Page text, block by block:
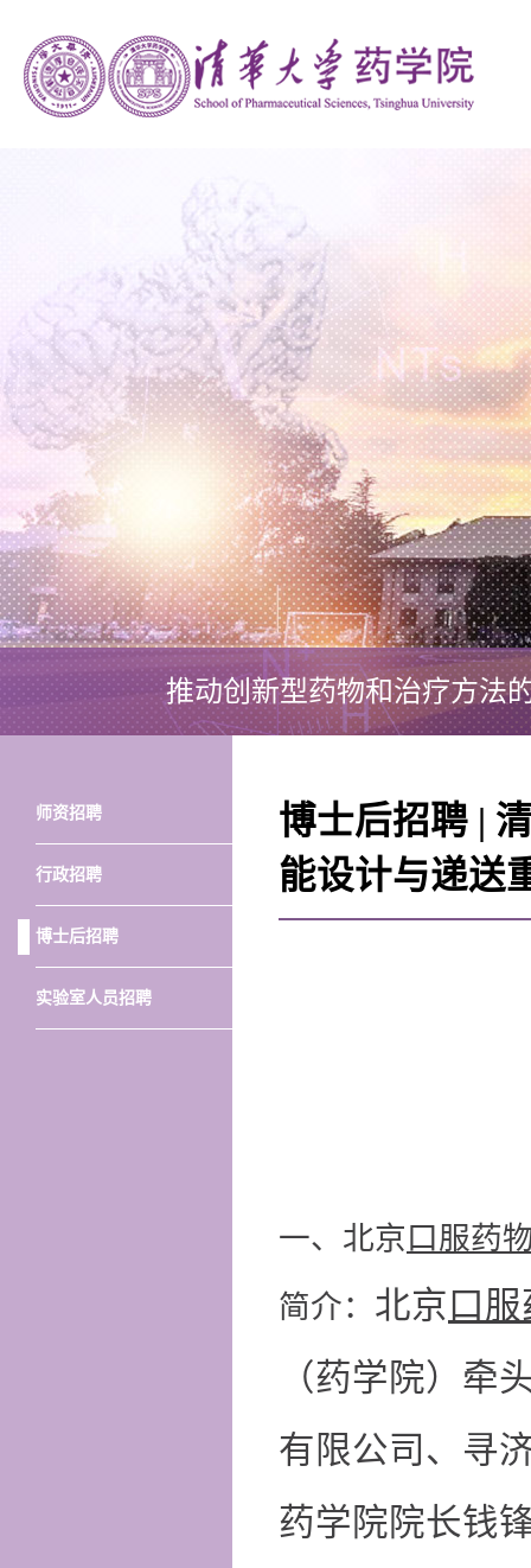
推动创新型药物和治疗方法
师资招聘
行政招聘
博士后招聘
实验室人员招聘
博士后招聘 |
能设计与递送
一、北京 口服药
简介： 北京 口
（药学院）牵
有限公司、寻
药学院院长钱